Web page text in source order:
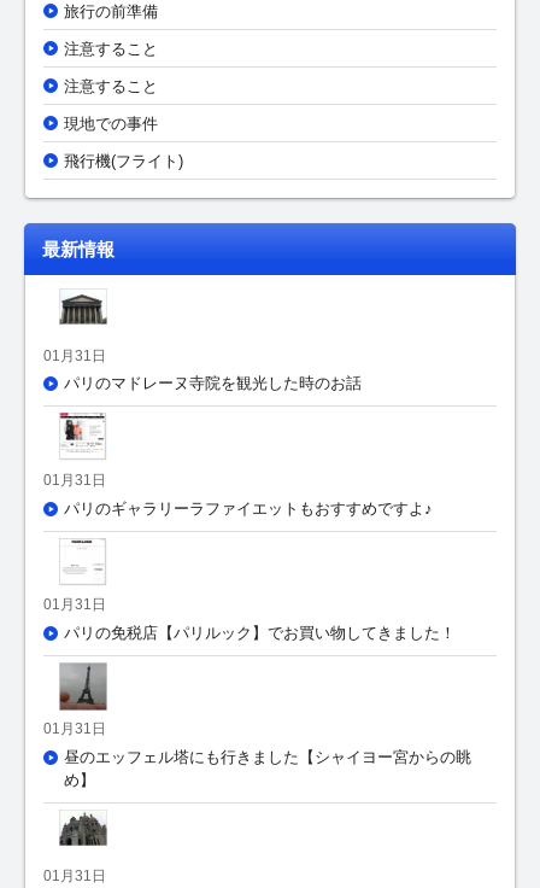
旅行の前準備
注意すること
注意すること
現地での事件
飛行機(フライト)
最新情報
01月31日
パリのマドレーヌ寺院を観光した時のお話
01月31日
パリのギャラリーラファイエットもおすすめですよ♪
01月31日
パリの免税店【パリルック】でお買い物してきました！
01月31日
昼のエッフェル塔にも行きました【シャイヨー宮からの眺
め】
01月31日